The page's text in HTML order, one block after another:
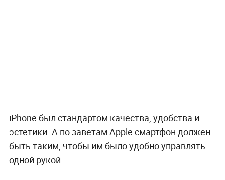
iPhone был стандартом качества, удобства и
эстетики. А по заветам Apple смартфон должен
быть таким, чтобы им было удобно управлять
одной рукой.